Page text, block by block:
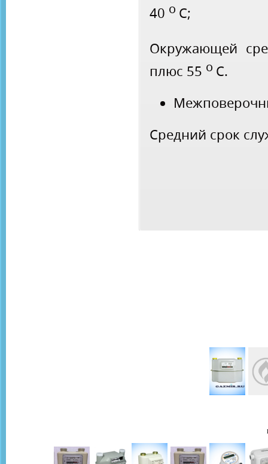
40 о С;
Окружающей
плюс 55 о С.
Средний срок